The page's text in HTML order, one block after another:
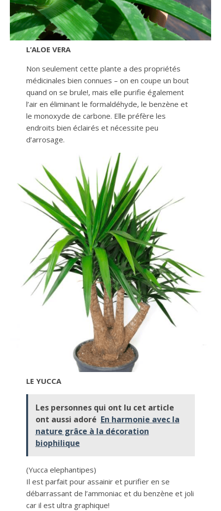
L’ALOE VERA
Non seulement cette plante a des propriétés
médicinales bien connues – on en coupe un bout
quand on se brule!, mais elle purifie également
l’air en éliminant le formaldéhyde, le benzène et
le monoxyde de carbone. Elle préfère les
endroits bien éclairés et nécessite peu
d’arrosage.
LE YUCCA
Les personnes qui ont lu cet article
ont aussi adoré En harmonie avec la
nature grâce à la décoration
biophilique
(Yucca elephantipes)
Il est parfait pour assainir et purifier en se
débarrassant de l’ammoniac et du benzène et joli
car il est ultra graphique!